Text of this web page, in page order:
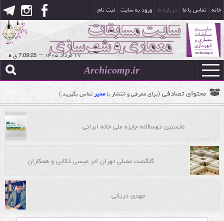
خانه تماس با ما درباره ما ورود به سایت ثبت نام
۱۷ مرداد ۱۴۰۵ --
Archicomp.ir
محتوای تصادفی(برای معرفی و انتشار بامدیرتماس بگیرید.)
نخستین دوسالانه جایزه ملی خانه ایرانی
۱۲ خرداد ۱۴۰۰
گلگشت مصلی تهران اثر عیسی ذکایی و همکاران
مهدی دریانی